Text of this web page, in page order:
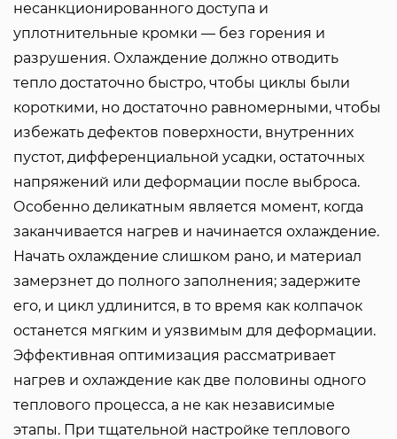
несанкционированного доступа и
уплотнительные кромки — без горения и
разрушения. Охлаждение должно отводить
тепло достаточно быстро, чтобы циклы были
короткими, но достаточно равномерными, чтобы
избежать дефектов поверхности, внутренних
пустот, дифференциальной усадки, остаточных
напряжений или деформации после выброса.
Особенно деликатным является момент, когда
заканчивается нагрев и начинается охлаждение.
Начать охлаждение слишком рано, и материал
замерзнет до полного заполнения; задержите
его, и цикл удлинится, в то время как колпачок
останется мягким и уязвимым для деформации.
Эффективная оптимизация рассматривает
нагрев и охлаждение как две половины одного
теплового процесса, а не как независимые
этапы. При тщательной настройке теплового